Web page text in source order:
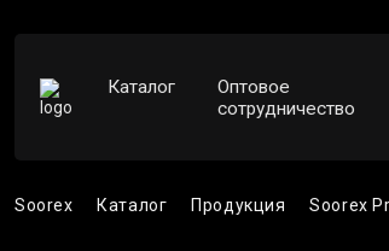
Каталог
Оптовое
сотрудничество
Soorex Каталог Продукция Soorex